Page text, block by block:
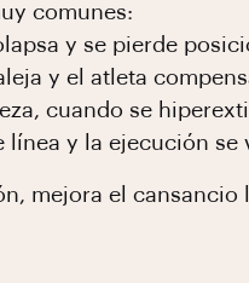
comunes:
y se pierde
y el atleta
cuando se
y la ejecución se
mejora el